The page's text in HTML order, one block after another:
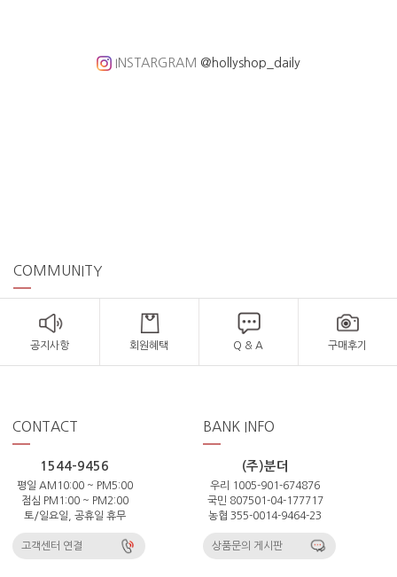
INSTARGRAM @hollyshop_daily
COMMUNITY
공지사항 회원혜택 Q & A 구매후기
CONTACT
1544-9456
평일 AM10:00 ~ PM5:00
점심 PM1:00 ~ PM2:00
토/일요일, 공휴일 휴무
고객센터 연결
BANK INFO
(주)분더
우리 1005-901-674876
국민 807501-04-177717
농협 355-0014-9464-23
상품문의 게시판